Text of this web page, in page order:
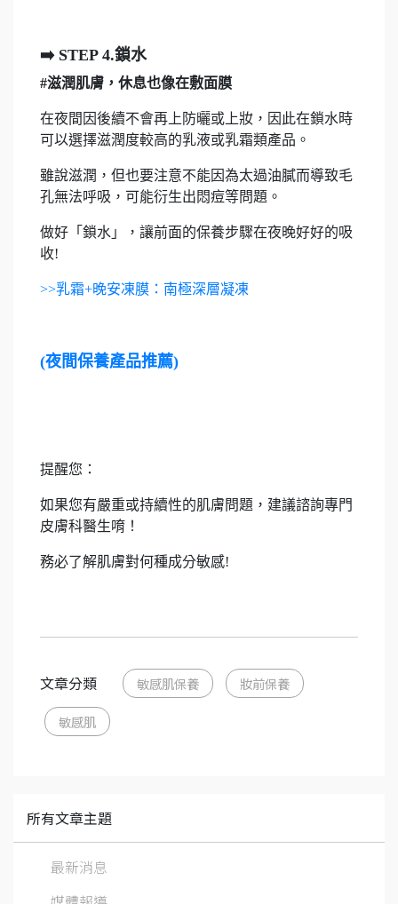
➡️️ STEP 4.鎖水
#滋潤肌膚，休息也像在敷面膜
在夜間因後續不會再上防曬或上妝，因此在鎖水時
可以選擇滋潤度較高的乳液或乳霜類產品。
雖說滋潤，但也要注意不能因為太過油膩而導致毛
孔無法呼吸，可能衍生出悶痘等問題。
做好「鎖水」，讓前面的保養步驟在夜晚好好的吸
收!
>>乳霜+晚安凍膜：南極深層凝凍
(夜間保養產品推薦)
提醒您：
如果您有嚴重或持續性的肌膚問題，建議諮詢專門
皮膚科醫生唷！
務必了解肌膚對何種成分敏感!
文章分類 敏感肌保養 妝前保養
敏感肌
所有文章主題
最新消息